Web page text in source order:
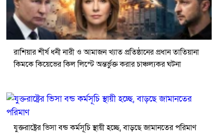
রাশিয়ার শীর্ষ ধনী নারী ও আমাজন খ্যাত প্রতিষ্ঠানের প্রধান তাতিয়ানা
কিমকে কিয়েভের কিল লিস্টে অন্তর্ভুক্ত করার চাঞ্চল্যকর ঘটনা
যুক্তরাষ্ট্রের ভিসা বন্ড কর্মসূচি স্থায়ী হচ্ছে, বাড়ছে জামানতের পরিমাণ